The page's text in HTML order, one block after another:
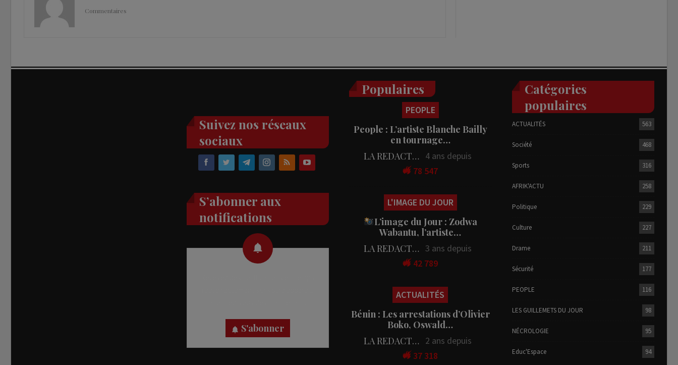
Commentaires
Suivez nos réseaux
sociaux
S’abonner aux
notifications
S'abonner
Populaires
PEOPLE
People : L’artiste Blanche Bailly
en tournage…
LA REDACTION
4 ans depuis
78 547
L'IMAGE DU JOUR
L’image du Jour : Zodwa
Wabantu, l’artiste…
LA REDACTION 3 ans depuis
42 789
ACTUALITÉS
Bénin : Les arrestations d’Olivier
Boko, Oswald…
LA REDACTION
2 ans depuis
37 318
Catégories
populaires
ACTUALITÉS 563
Société 468
Sports 316
AFRIK'ACTU 258
Politique 229
Culture 227
Drame 211
Sécurité 177
PEOPLE 116
LES GUILLEMETS DU JOUR 98
NÉCROLOGIE 95
Educ'Espace 94